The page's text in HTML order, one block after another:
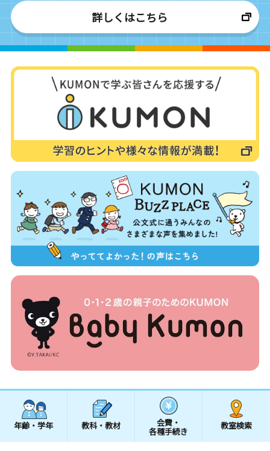
詳しくはこちら
年齢・学年 教科・教材 会費・
各種手続き
教室検索